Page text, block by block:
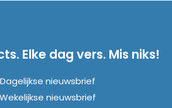
Elke dag vers. Mis niks!
Dagelijkse nieuwsbrief
Wekelijkse nieuwsbrief